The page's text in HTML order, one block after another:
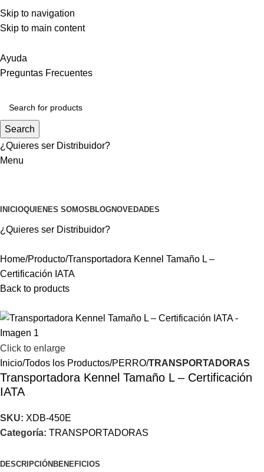
Skip to navigation
Skip to main content
DISTRIBUCIÓN A TODO CHILE
MEJORES PRECIOS DEL MERCADO
Ayuda
Preguntas Frecuentes
Search
¿Quieres ser Distribuidor?
Menu
INICIOQUIENES SOMOSBLOGNOVEDADES
¿Quieres ser Distribuidor?
Home Producto Transportadora Kennel Tamaño L –
Certificación IATA
Back to products
Click to enlarge
Inicio Todos los Productos PERRO TRANSPORTADORAS
Transportadora Kennel Tamaño L – Certificación
IATA
SKU: XDB-450E
Categoría: TRANSPORTADORAS
DESCRIPCIÓN BENEFICIOS